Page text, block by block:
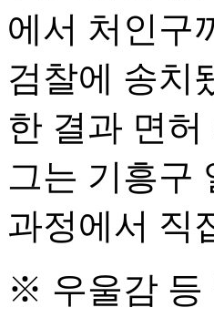
에서 처인구
검찰에 송치
한 결과 면
그는 기흥구
과정에서 직
※ 우울감 등